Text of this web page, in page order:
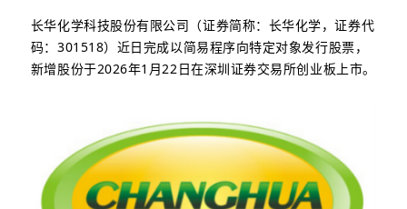
长华化学科技股份有限公司（证券简称：长华化学，证券代
码：301518）近日完成以简易程序向特定对象发行股票，
新增股份于2026年1月22日在深圳证券交易所创业板上市。